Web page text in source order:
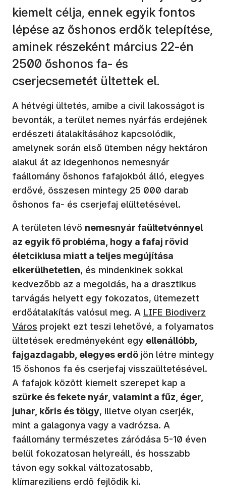
kiemelt célja, ennek egyik fontos
lépése az őshonos erdők telepítése,
aminek részeként március 22-én
2500 őshonos fa- és
cserjecsemetét ültettek el.
A hétvégi ültetés, amibe a civil lakosságot is
bevonták, a terület nemes nyárfás erdejének
erdészeti átalakításához kapcsolódik,
amelynek során első ütemben négy hektáron
alakul át az idegenhonos nemesnyár
faállomány őshonos fafajokból álló, elegyes
erdővé, összesen mintegy 25 000 darab
őshonos fa- és cserjefaj elültetésével.
A területen lévő nemesnyár faültetvénnyel
az egyik fő probléma, hogy a fafaj rövid
életciklusa miatt a teljes megújítása
elkerülhetetlen, és mindenkinek sokkal
kedvezőbb az a megoldás, ha a drasztikus
tarvágás helyett egy fokozatos, ütemezett
erdőátalakítás valósul meg. A (új ablakban nyílik
LIFE Biodiverz
Város projekt ezt teszi lehetővé, a folyamatos
ültetések eredményeként egy ellenállóbb,
fajgazdagabb, elegyes erdő jön létre mintegy
15 őshonos fa és cserjefaj visszaültetésével.
A fafajok között kiemelt szerepet kap a
szürke és fekete nyár, valamint a fűz, éger,
juhar, kőris és tölgy, illetve olyan cserjék,
mint a galagonya vagy a vadrózsa. A
faállomány természetes záródása 5-10 éven
belül fokozatosan helyreáll, és hosszabb
távon egy sokkal változatosabb,
klímareziliens erdő fejlődik ki.